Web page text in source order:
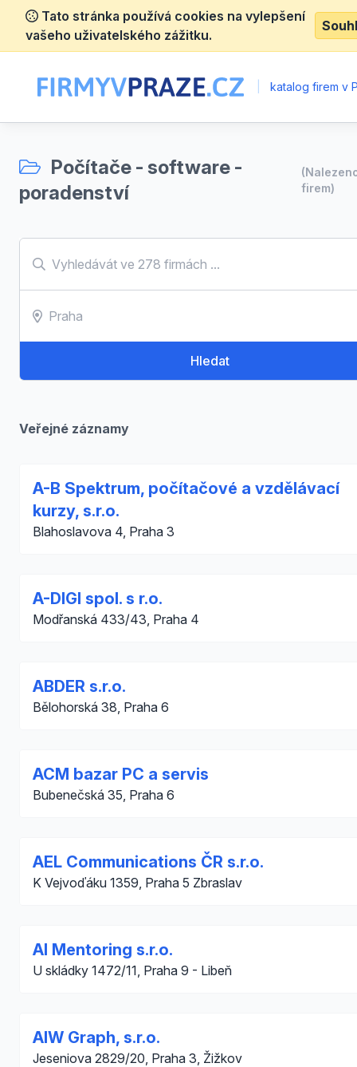
Tato stránka používá cookies na vylepšení
vašeho uživatelského zážitku.
katalog firem v
Počítače - software -
poradenství
firem)
Hledat
Veřejné záznamy
A-B Spektrum, počítačové a vzdělávací
kurzy, s.r.o.
Blahoslavova 4, Praha 3
A-DIGI spol. s r.o.
Modřanská 433/43, Praha 4
ABDER s.r.o.
Bělohorská 38, Praha 6
ACM bazar PC a servis
Bubenečská 35, Praha 6
AEL Communications ČR s.r.o.
K Vejvoďáku 1359, Praha 5 Zbraslav
AI Mentoring s.r.o.
U skládky 1472/11, Praha 9 - Libeň
AIW Graph, s.r.o.
Jeseniova 2829/20, Praha 3, Žižkov